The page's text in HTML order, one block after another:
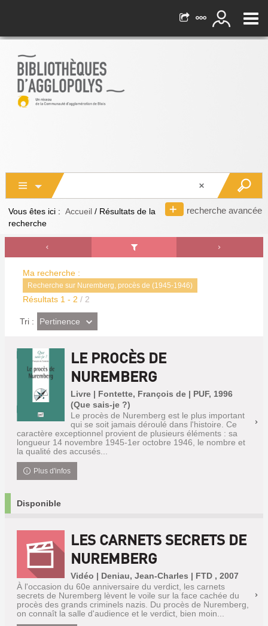
recherche avancée
Vous êtes ici : Accueil / Résultats de la
recherche
Ma recherche :
Recherche sur Nuremberg, procès de (1945-1946)
Résultats 1 - 2 / 2
Tri : (Effet
imédiat)
Pertinence
LE PROCÈS DE
NUREMBERG
Livre | Fontette, François de | PUF, 1996
(Que sais-je ?)
Le procès de Nuremberg est le plus important
qui se soit jamais déroulé dans l'histoire. Ce
caractère exceptionnel provient de plusieurs éléments : sa
longueur 14 novembre 1945-1er octobre 1946, le nombre et
la qualité des accusés...
Plus d'infos
Disponible
LES CARNETS SECRETS DE
NUREMBERG
Vidéo | Deniau, Jean-Charles | FTD , 2007
À l'occasion du 60e anniversaire du verdict, les carnets
secrets de Nuremberg lèvent le voile sur la face cachée du
procès des grands criminels nazis. Du procès de Nuremberg,
on connaît la salle d'audience et le verdict, bien moin...